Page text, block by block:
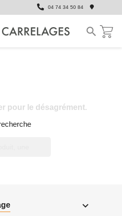
04 74 34 50 84

pour le désagrément.
